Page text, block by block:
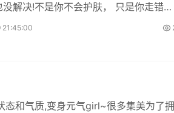
解决!不是你不会护肤， 只是你走错了
和气质,变身元气girl~很多集美为了拥